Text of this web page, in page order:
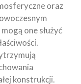
oraz
one służyć
konstrukcji.